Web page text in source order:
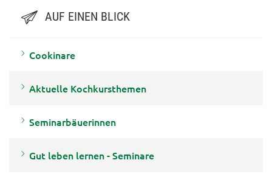
AUF EINEN BLICK
Cookinare
Aktuelle Kochkursthemen
Seminarbäuerinnen
Gut leben lernen - Seminare